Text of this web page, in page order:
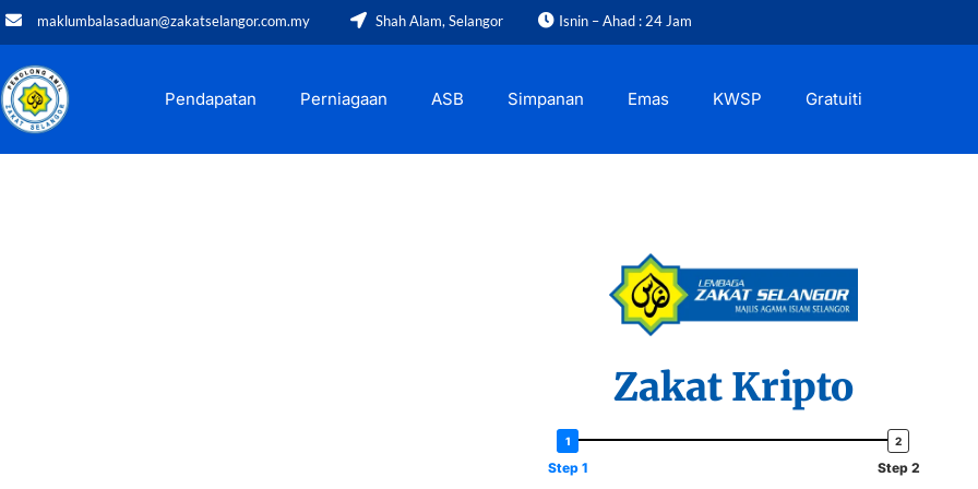
maklumbalasaduan@zakatselangor.com.my Shah Alam, Selangor Isnin – Ahad : 24 Jam
Pendapatan Perniagaan ASB Simpanan Emas KWSP Gratuiti
Zakat Kripto
Step 1 Step 2